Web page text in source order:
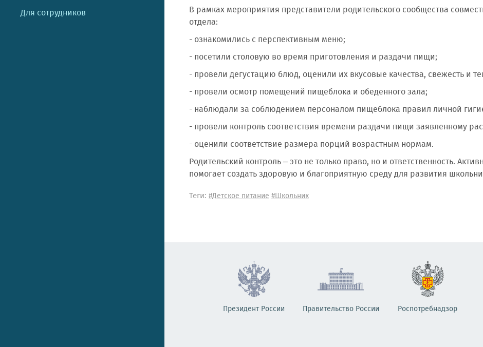
Для сотрудников
В рамках мероприятия представители родительского сообщества
отдела:
- ознакомились с перспективным меню;
- посетили столовую во время приготовления и раздачи пищи;
- провели дегустацию блюд, оценили их вкусовые качества, свежесть и
- провели осмотр помещений пищеблока и обеденного зала;
- наблюдали за соблюдением персоналом пищеблока правил личной
- провели контроль соответствия времени раздачи пищи заявленному
- оценили соответствие размера порций возрастным нормам.
Родительский контроль – это не только право, но и ответственность.
помогает создать здоровую и благоприятную среду для развития
Теги: #Детское питание#Школьник
Президент России Правительство России Роспотребнадзор